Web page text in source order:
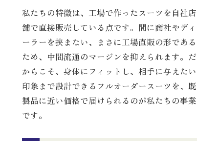
私たちの特徴は、工場で作ったスーツを自社店
舗で直接販売している点です。間に商社やディ
ーラーを挟まない、まさに工場直販の形である
ため、中間流通のマージンを抑えられます。だ
からこそ、身体にフィットし、相手に与えたい
印象まで設計できるフルオーダースーツを、既
製品に近い価格で届けられるのが私たちの事業
です。